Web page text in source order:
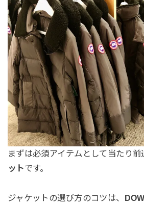
まずは必須アイテムとして当たり前
ットです。
ジャケットの選び方のコツは、